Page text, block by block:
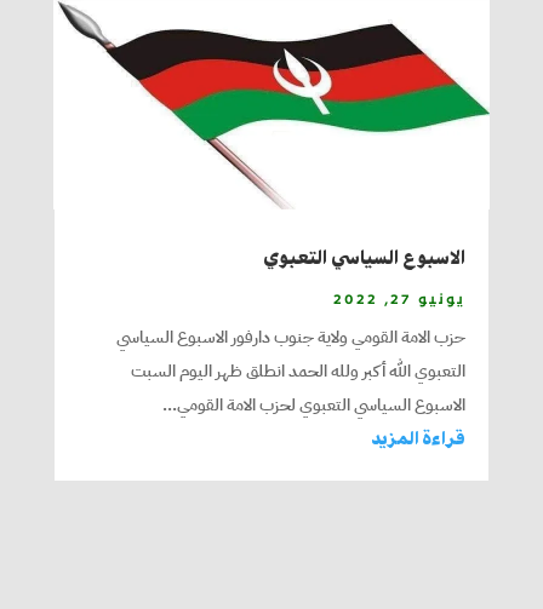
الاسبوع السياسي التعبوي
يونيو 27, 2022
حزب الامة القومي ولاية جنوب دارفور الاسبوع السياسي
التعبوي الله أكبر ولله الحمد انطلق ظهر اليوم السبت
الاسبوع السياسي التعبوي لحزب الامة القومي...
قراءة المزيد